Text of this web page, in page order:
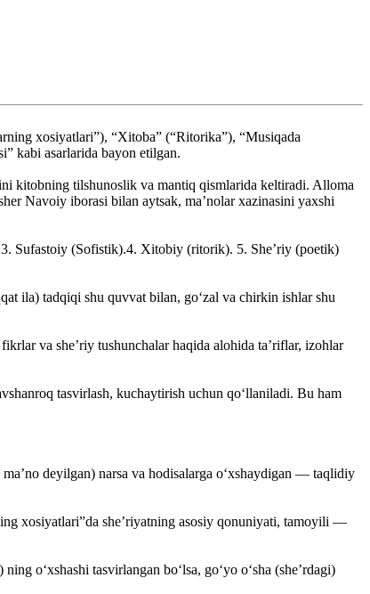
xosiyatlari”), “Xitoba” (“Ritorika”), “Musiqada
kabi asarlarida bayon etilgan.
kitobning tilshunoslik va mantiq qismlarida keltiradi. Alloma
Navoiy iborasi bilan aytsak, ma’nolar xazinasini yaxshi
Sufastoiy (Sofistik).4. Xitobiy (ritorik). 5. She’riy (poetik)
ila) tadqiqi shu quvvat bilan, go‘zal va chirkin ishlar shu
va she’riy tushunchalar haqida alohida ta’riflar, izohlar
tasvirlash, kuchaytirish uchun qo‘llaniladi. Bu ham
deyilgan) narsa va hodisalarga o‘xshaydigan — taqlidiy
xosiyatlari”da she’riyatning asosiy qonuniyati, tamoyili —
o‘xshashi tasvirlangan bo‘lsa, go‘yo o‘sha (she’rdagi)